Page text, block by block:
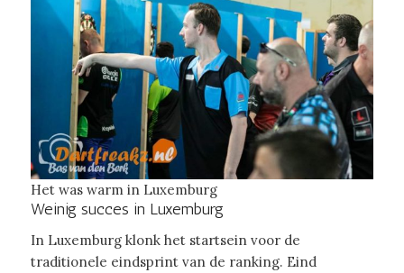
Het was warm in Luxemburg
Weinig succes in Luxemburg
In Luxemburg klonk het startsein voor de
traditionele eindsprint van de ranking. Eind